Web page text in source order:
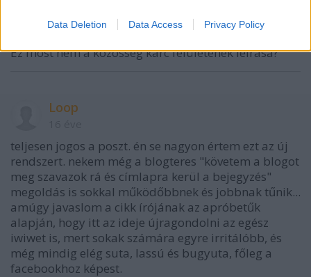
Data Deletion Data Access Privacy Policy
erre a felületre linket, képet, videót, zenét, azt a
Ez most nem a közösség karc felületének leírása?
Loop
teljesen jogos a poszt. én se nagyon értem ezt az új
rendszert. nekem még a blogteres "követem a blogot
meg szavazok rá és címlapra kerül a bejegyzés"
megoldás is sokkal működőbbnek és jobbnak tűnik...
amúgy javaslom a cikk írójának az apróbetűk
alapján, hogy itt az ideje újragondolni az egész
iwiwet is, mert sokak számára egyre irritálóbb, és
még mindig elég suta, lassú és bugyuta, főleg a
facebookhoz képest.